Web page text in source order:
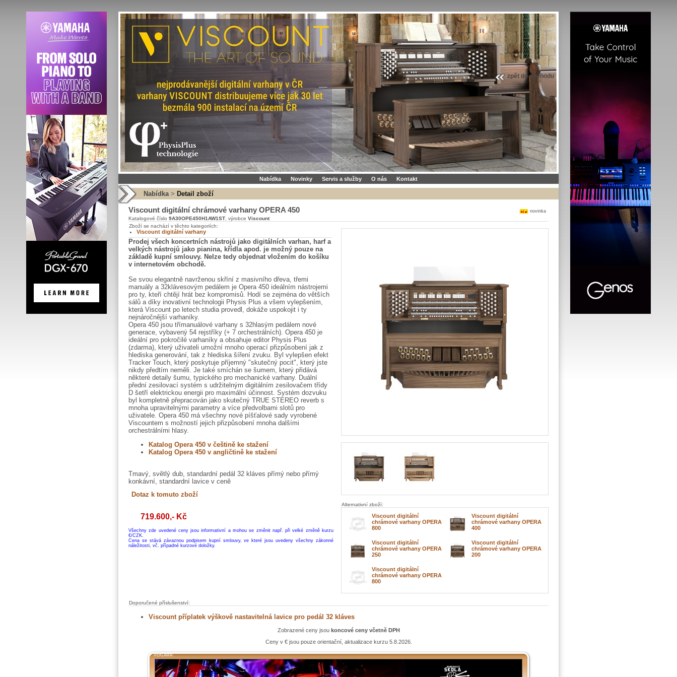
Nabídka Novinky Servis a služby O nás Kontakt
Nabídka > Detail zboží
zpět do obchodu
novinka
Viscount digitální chrámové varhany OPERA 450
Katalogové číslo 9A30OPE450H1AW1ST , výrobce Viscount
Alternativní zboží:
Viscount digitální
chrámové varhany OPERA
800
Viscount digitální
chrámové varhany OPERA
400
Viscount digitální
chrámové varhany OPERA
250
Viscount digitální
chrámové varhany OPERA
200
Viscount digitální
chrámové varhany OPERA
800
Zboží se nachází v těchto kategoriích:
Viscount digitální varhany
Prodej všech koncertních nástrojů jako digitálních varhan, harf a
velkých nástrojů jako pianina, křídla apod. je možný pouze na
základě kupní smlouvy. Nelze tedy objednat vložením do košíku
v internetovém obchodě.
Se svou elegantně navrženou skříní z masivního dřeva, třemi
manuály a 32klávesovým pedálem je Opera 450 ideálním nástrojemi
pro ty, kteří chtějí hrát bez kompromisů. Hodí se zejména do větších
sálů a díky inovativní technologii Physis Plus a všem vylepšením,
která Viscount po letech studia provedl, dokáže uspokojit i ty
nejnáročnější varhaníky.
Opera 450 jsou třímanuálové varhany s 32hlasým pedálem nové
generace, vybavený 54 rejstříky (+ 7 orchestrálních). Opera 450 je
ideální pro pokročilé varhaníky a obsahuje editor Physis Plus
(zdarma), který uživateli umožní mnoho operací přizpůsobení jak z
hlediska generování, tak z hlediska šíření zvuku. Byl vylepšen efekt
Tracker Touch, který poskytuje příjemný "skutečný pocit", který jste
nikdy předtím neměli. Je také smíchán se šumem, který přidává
některé detaily šumu, typického pro mechanické varhany. Duální
přední zesilovací systém s udržitelným digitálním zesilovačem třídy
D šetří elektrickou energii pro maximální účinnost. Systém dozvuku
byl kompletně přepracován jako skutečný TRUE STEREO reverb s
mnoha upravitelnými parametry a více předvolbami slotů pro
uživatele. Opera 450 má všechny nové píšťalové sady vyrobené
Viscountem s možností jejich přizpůsobení mnoha dalšími
orchestrálními hlasy.
Katalog Opera 450 v češtině ke stažení
Katalog Opera 450 v angličtině ke stažení
Tmavý, světlý dub, standardní pedál 32 kláves přímý nebo přímý
konkávní, standardní lavice v ceně
719.600,- Kč
Všechny zde uvedené ceny jsou informativní a mohou se změnit např. při velké změně kurzu
€/CZK.
Cena se stává závaznou podpisem kupní smlouvy, ve které jsou uvedeny všechny zákonné
náležitosti, vč. případné kurzové doložky.
Doporučené příslušenství:
Viscount příplatek výškově nastavitelná lavice pro pedál 32 kláves
Zobrazené ceny jsou koncové ceny včetně DPH
Ceny v € jsou pouze orientační, aktualizace kurzu 5.8.2026.
REKLAMA: